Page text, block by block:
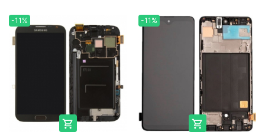
-11%

-11%
